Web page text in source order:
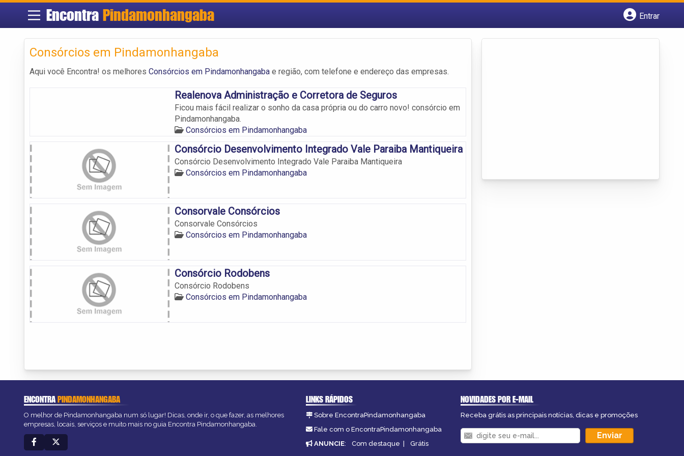
Encontra Pindamonhangaba
Entrar
Consórcios em Pindamonhangaba
Aqui você Encontra! os melhores Consórcios em Pindamonhangaba e região, com telefone e endereço das empresas.
Realenova Administração e Corretora de Seguros
Ficou mais fácil realizar o sonho da casa própria ou do carro novo! consórcio em
Pindamonhangaba.
Consórcios em Pindamonhangaba
Consórcio Desenvolvimento Integrado Vale Paraiba Mantiqueira
Consórcio Desenvolvimento Integrado Vale Paraiba Mantiqueira
Consórcios em Pindamonhangaba
Consorvale Consórcios
Consorvale Consórcios
Consórcios em Pindamonhangaba
Consórcio Rodobens
Consórcio Rodobens
Consórcios em Pindamonhangaba
ENCONTRAPINDAMONHANGABA
O melhor de Pindamonhangaba num só lugar! Dicas, onde ir, o que fazer, as melhores
empresas, locais, serviços e muito mais no guia Encontra Pindamonhangaba.
LINKS RÁPIDOS
Sobre EncontraPindamonhangaba
Fale com o EncontraPindamonhangaba
ANUNCIE: Com destaque | Grátis
NOVIDADES POR E-MAIL
Receba grátis as principais notícias, dicas e promoções